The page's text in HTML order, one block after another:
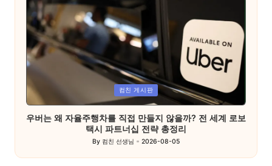
in
컴친 게시판
우버는 왜 자율주행차를 직접 만들지 않을까? 전 세계 로보
택시 파트너십 전략 총정리
Posted
by
By 컴친 선생님 2026-08-05